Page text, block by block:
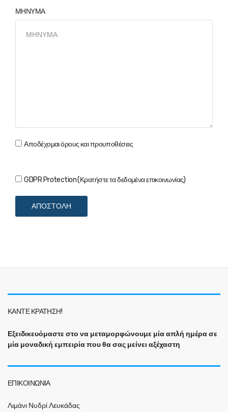
ΜΗΝΥΜΑ
Αποδέχομαι όρους και προυποθέσεις
GDPR Protection (Κρατήστε τα δεδομένα επικοινωνίας)
ΚΑΝΤΕ ΚΡΑΤΗΣΗ!
Εξειδικευόμαστε στο να μεταμορφώνουμε μία απλή ημέρα σε
μία μοναδική εμπειρία που θα σας μείνει αξέχαστη
ΕΠΙΚΟΙΝΩΝΙΑ
Λιμάνι Νυδρί Λευκάδας